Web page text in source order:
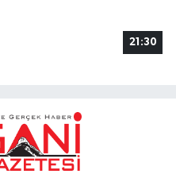
21:30